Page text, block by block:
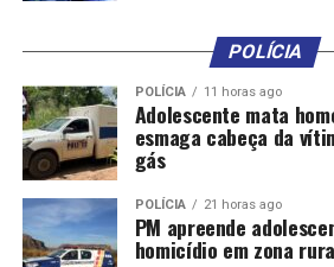
POLÍCIA
POLÍCIA 11 horas ago
Adolescente mata
esmaga cabeça da
gás
POLÍCIA 21 horas ago
PM apreende
homicídio em zona